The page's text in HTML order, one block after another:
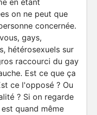
en étant
on ne peut que
concernée.
gays,
hétérosexuels sur
raccourci du gay
Est ce que ça
ce l'opposé ? Ou
? Si on regarde
quand même